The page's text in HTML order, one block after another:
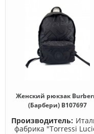
Женский рюкзак
(Барбери) B107697
Производитель:
фабрика "Torressi